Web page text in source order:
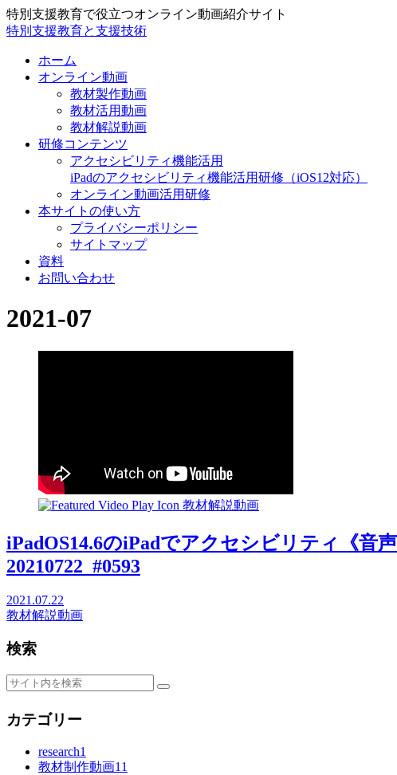
特別支援教育で役立つオンライン動画紹介サイト
特別支援教育と支援技術
ホーム
オンライン動画
教材製作動画
教材活用動画
教材解説動画
研修コンテンツ
アクセシビリティ機能活用
iPadのアクセシビリティ機能活用研修（iOS12対応）
オンライン動画活用研修
本サイトの使い方
プライバシーポリシー
サイトマップ
資料
お問い合わせ
2021-07
教材解説動画
iPadOS14.6のiPadでアクセシビリティ《音
20210722_#0593
2021.07.22
教材解説動画
検索
カテゴリー
research1
教材制作動画11